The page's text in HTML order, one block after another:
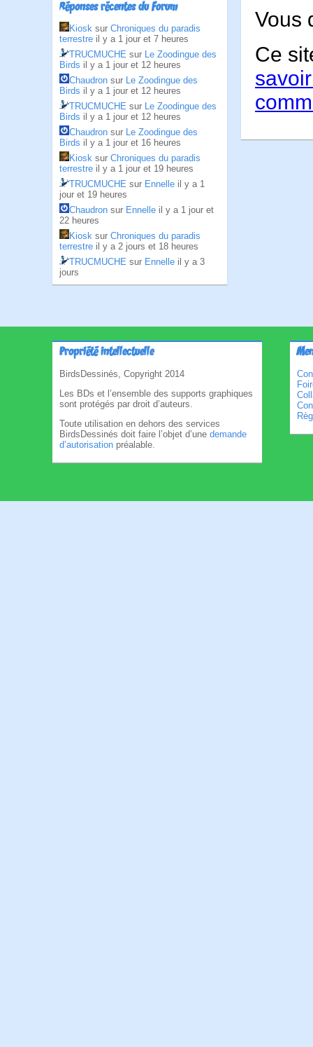
Réponses récentes du Forum
Kiosk sur Chroniques du paradis
terrestre il y a 1 jour et 7 heures
TRUCMUCHE sur Le Zoodingue des
Birds il y a 1 jour et 12 heures
Chaudron sur Le Zoodingue des
Birds il y a 1 jour et 12 heures
TRUCMUCHE sur Le Zoodingue des
Birds il y a 1 jour et 12 heures
Chaudron sur Le Zoodingue des
Birds il y a 1 jour et 16 heures
Kiosk sur Chroniques du paradis
terrestre il y a 1 jour et 19 heures
TRUCMUCHE sur Ennelle il y a 1
jour et 19 heures
Chaudron sur Ennelle il y a 1 jour et
22 heures
Kiosk sur Chroniques du paradis
terrestre il y a 2 jours et 18 heures
TRUCMUCHE sur Ennelle il y a 3
jours
Vous
Ce
Propriété intellectuelle
BirdsDessinés, Copyright 2014
Les BDs et l’ensemble des supports graphiques
sont protégés par droit d’auteurs.
Toute utilisation en dehors des services
BirdsDessinés doit faire l’objet d’une demande
d’autorisation préalable.